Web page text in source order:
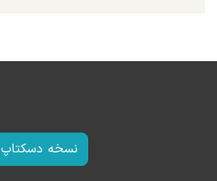
نسخه دسکتاپ